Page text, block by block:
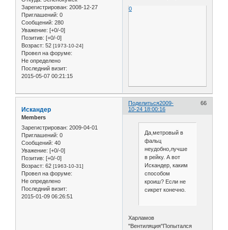
Зарегистрирован: 2008-12-27
Приглашений: 0
Сообщений: 280
Уважение: [+0/-0]
Позитив: [+0/-0]
Возраст: 52 [1973-10-24]
Провел на форуме:
Не определено
Последний визит:
2015-05-07 00:21:15
0
Поделиться 66
2009-
10-24 18:00:16
Искандер
Members
Зарегистрирован: 2009-04-01
Приглашений: 0
Сообщений: 40
Уважение: [+0/-0]
Позитив: [+0/-0]
Возраст: 62 [1963-10-31]
Провел на форуме:
Не определено
Последний визит:
2015-01-09 06:26:51
Да,метровый в
фальц
неудобно,лучше
в рейку. А вот
Искандер, каким
способом
кроиш? Если не
сикрет конечно.
Харламов
"Вентиляция"Попытался